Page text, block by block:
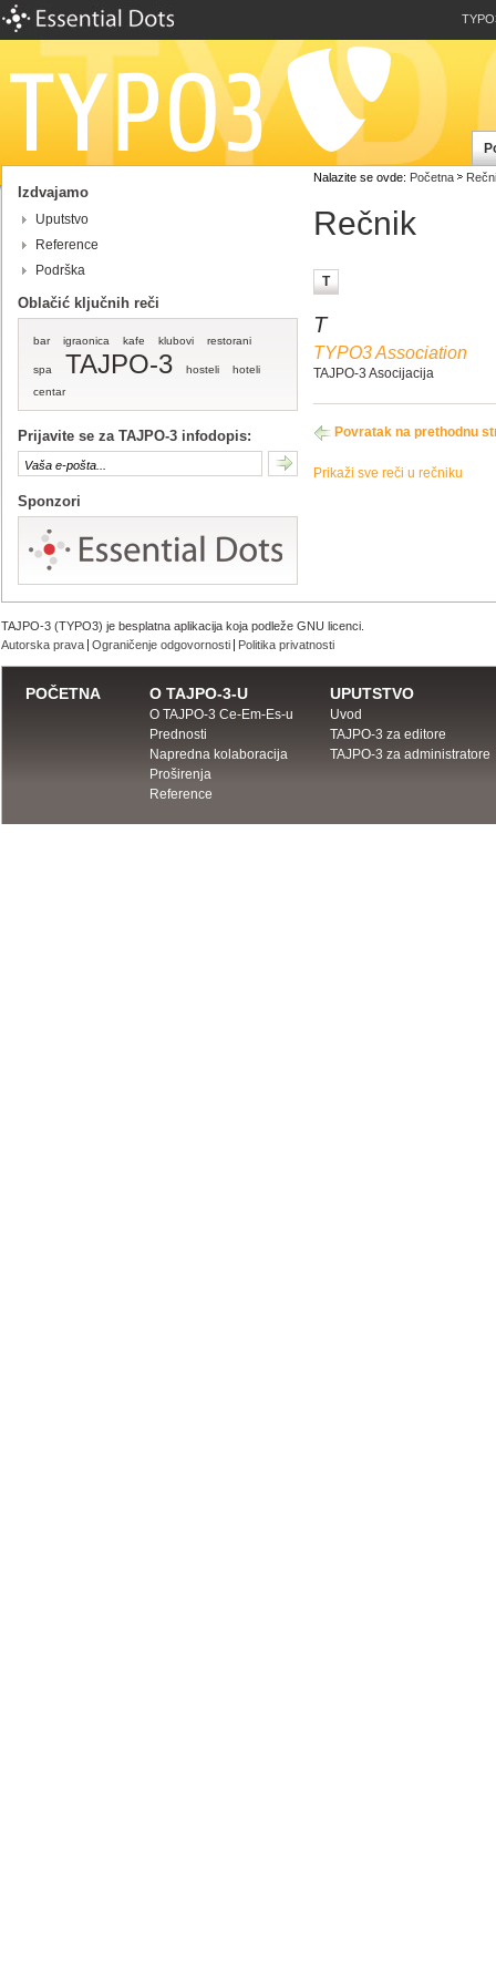
Izdvajamo
Uputstvo
Reference
Podrška
Oblačić ključnih reči
bar igraonica kafe klubovi restorani
spa TAJPO-3 hosteli
hoteli
centar
Prijavite se za TAJPO-3 infodopis:
Sponzori
Nalazite se ovde: Početna
Rečnik
T
T
TYPO3 Association
TAJPO-3 Asocijacija
Povratak na prethodnu
Prikaži sve reči u rečniku
TAJPO-3 (TYPO3) je besplatna aplikacija koja podleže GNU licenci.
Autorska prava
Ograničenje odgovornosti Politika privatnosti
POČETNA O TAJPO-3-U
O TAJPO-3 Ce-Em-Es-u
Prednosti
Napredna kolaboracija
Proširenja
Reference
UPUTSTVO
Uvod
TAJPO-3 za editore
TAJPO-3 za administratore